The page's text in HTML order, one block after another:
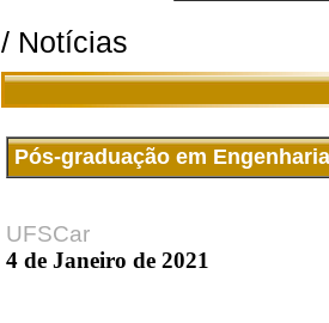
/ Notícias
Pós-graduação em
UFSCar
4 de Janeiro de 2021